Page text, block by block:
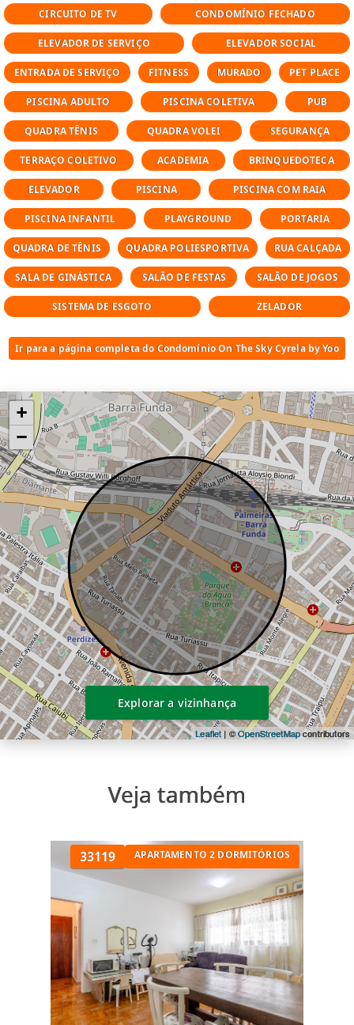
consulte imóveis à venda nesse
condomínio, entre em contato
Características
132 a 162 m²
3 quarto(s)
1 a 3 suite(s)
4 a 5 banheiro(s)
2 vaga(s)
Área de lazer do condomínio On The Sky
Cyrela by Yoo:
Brinquedoteca
Churrasqueira
Elevador social
Espaço gourmet
Fitness
Pet place
Piscina aquecida
Piscina com raia
Piscina infantil
Playground
Portaria
Pub
Quadra poliesportiva
Quadra tênis
Quadra volei
Salão de festas
Sauna
Segurança
Solarium
Spa
Terraço coletivo
CIRCUITO DE TV CONDOMÍNIO FECHADO
ELEVADOR DE SERVIÇO ELEVADOR SOCIAL
ENTRADA DE SERVIÇO FITNESS MURADO PET PLACE
PISCINA ADULTO PISCINA COLETIVA PUB
QUADRA TÊNIS QUADRA VOLEI SEGURANÇA
TERRAÇO COLETIVO ACADEMIA BRINQUEDOTECA
ELEVADOR PISCINA PISCINA COM RAIA
PISCINA INFANTIL PLAYGROUND PORTARIA
QUADRA DE TÊNIS QUADRA POLIESPORTIVA RUA CALÇADA
SALA DE GINÁSTICA SALÃO DE FESTAS SALÃO DE JOGOS
SISTEMA DE ESGOTO ZELADOR
Ir para a página completa do Condomínio On The Sky Cyrela by Yoo
+
−
Leaflet | ©OpenStreetMapcontributors
Explorar a vizinhança
Veja também
33119 APARTAMENTO 2 DORMITÓRIOS